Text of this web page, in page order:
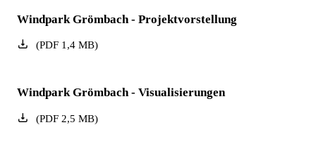
Windpark Grömbach - Projektvorstellung
(PDF1,4 MB)
Windpark Grömbach - Visualisierungen
(PDF2,5 MB)